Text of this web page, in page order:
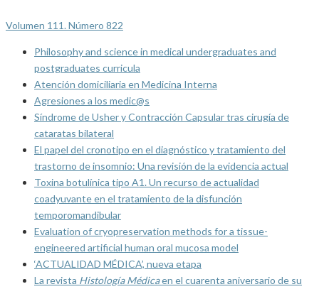
Volumen 111. Número 822
Philosophy and science in medical undergraduates and
postgraduates curricula
Atención domiciliaria en Medicina Interna
Agresiones a los medic@s
Síndrome de Usher y Contracción Capsular tras cirugía de
cataratas bilateral
El papel del cronotipo en el diagnóstico y tratamiento del
trastorno de insomnio: Una revisión de la evidencia actual
Toxina botulínica tipo A1. Un recurso de actualidad
coadyuvante en el tratamiento de la disfunción
temporomandibular
Evaluation of cryopreservation methods for a tissue-
engineered artificial human oral mucosa model
‘ACTUALIDAD MÉDICA’, nueva etapa
La revista Histología Médicaen el cuarenta aniversario de su